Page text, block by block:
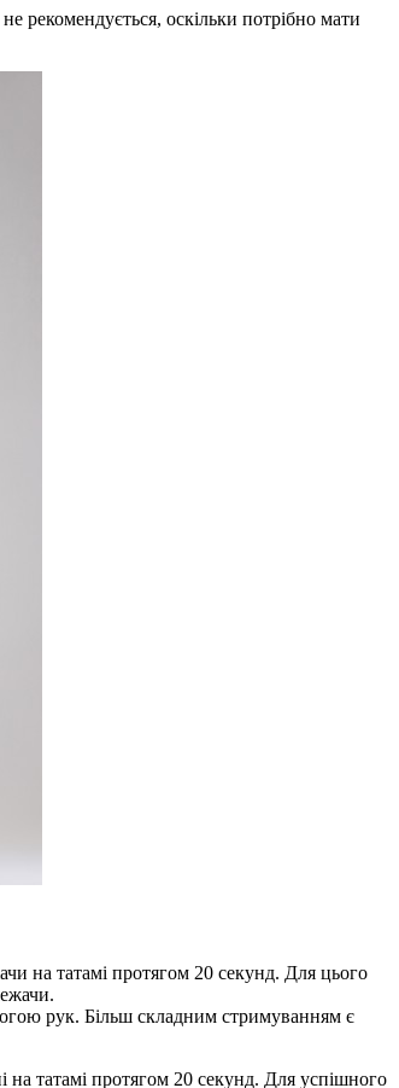
рекомендується, оскільки потрібно мати
на татамі протягом 20 секунд. Для цього
рук. Більш складним стримуванням є
татамі протягом 20 секунд. Для успішного